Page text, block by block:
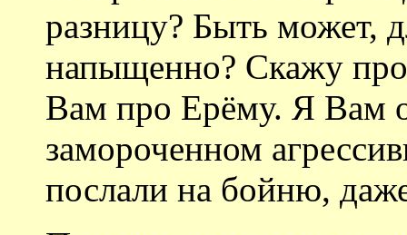
разницу? Быть может,
напыщенно? Скажу
Вам про Ерёму. Я Вам
замороченном
послали на бойню,